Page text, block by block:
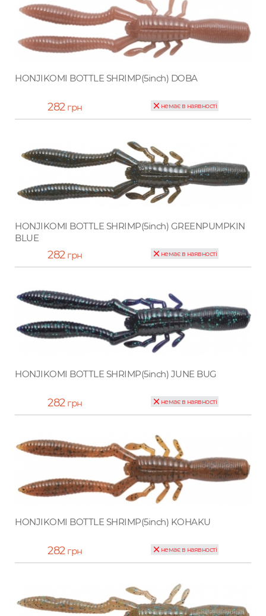
HONJIKOMI BOTTLE SHRIMP(5inch) DOBA
282грн немає в наявності
HONJIKOMI BOTTLE SHRIMP(5inch) GREENPUMPKIN
BLUE
282грн немає в наявності
HONJIKOMI BOTTLE SHRIMP(5inch) JUNE BUG
282грн немає в наявності
HONJIKOMI BOTTLE SHRIMP(5inch) KOHAKU
282грн немає в наявності